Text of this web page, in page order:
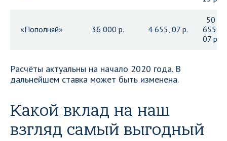
«Пополняй» 36 000 р. 4 655, 07 р.
50
655,
07 р.
Расчёты актуальны на начало 2020 года. В
дальнейшем ставка может быть изменена.
Какой вклад на наш
взгляд самый выгодный